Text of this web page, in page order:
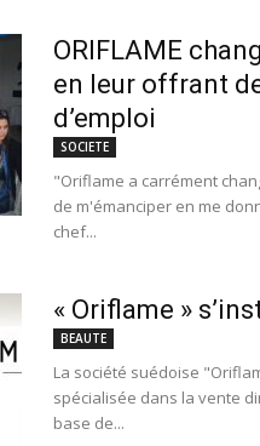
ORIFLAME
en leur offrant
d’emploi
SOCIETE
"Oriflame a carrément
de m'émanciper en me
chef...
« Oriflame »
BEAUTE
La société suédoise
spécialisée dans la vente
base de...